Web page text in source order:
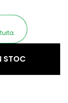
STOC